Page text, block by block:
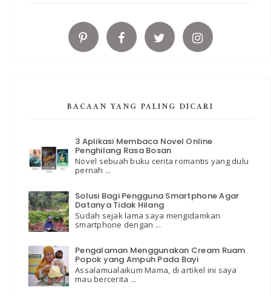
BACAAN YANG PALING DICARI
3 Aplikasi Membaca Novel Online
Penghilang Rasa Bosan
Novel sebuah buku cerita romantis yang dulu
pernah ...
Solusi Bagi Pengguna Smartphone Agar
Datanya Tidak Hilang
Sudah sejak lama saya mengidamkan
smartphone dengan ...
Pengalaman Menggunakan Cream Ruam
Popok yang Ampuh Pada Bayi
Assalamualaikum Mama, di artikel ini saya
mau bercerita ...